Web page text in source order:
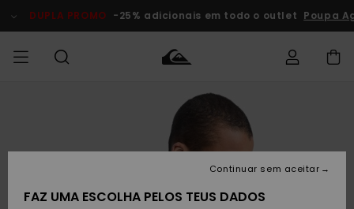
do
DUPLA PROMO -25% adicionais em todo o outlet Poupa
Roupas
MENINO
Roupas
MULHER
chegados
Surf Shop
Homem
Crianças
Artigos
Homem
Artigos
Homem
Criança
Acede à tua
encomenda
Devoluções
FAZ UMA ESCOLHA PELOS TEUS DADOS
Continuar sem aceitar